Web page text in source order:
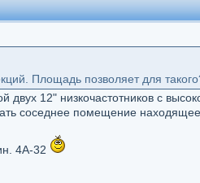
Площадь позволяет для
12" низкочастотников с
соседнее помещение
4А-32